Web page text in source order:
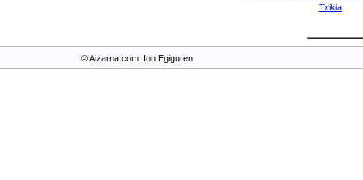
Txikia
© Aizarna.com. Ion Egiguren